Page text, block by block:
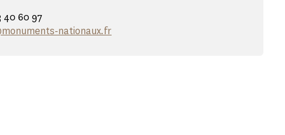
40 60 97
nationaux.fr